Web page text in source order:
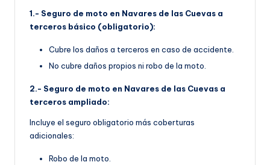
1.- Seguro de moto en Navares de las Cuevas a
terceros básico (obligatorio):
Cubre los daños a terceros en caso de accidente.
No cubre daños propios ni robo de la moto.
2.- Seguro de moto en Navares de las Cuevas a
terceros ampliado:
Incluye el seguro obligatorio más coberturas
adicionales:
Robo de la moto.